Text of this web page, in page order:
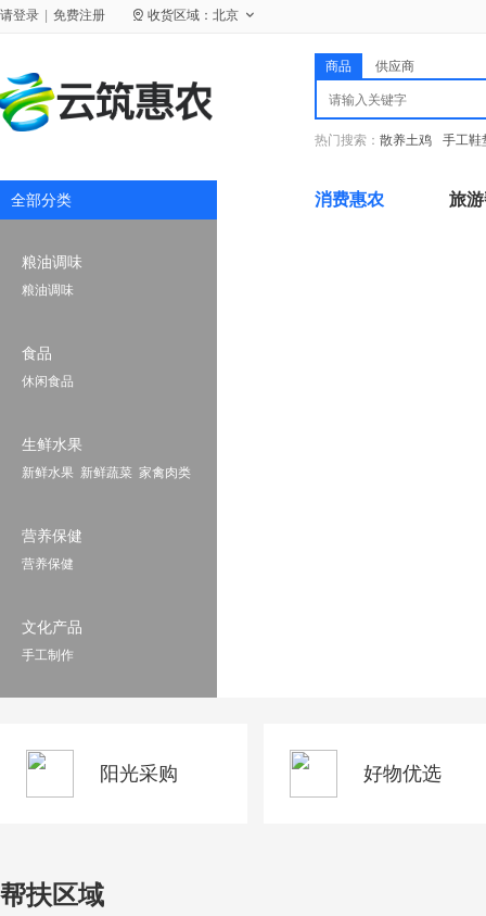
请登录 免费注册 收货区域： 北京
商品 供应商
热门搜索： 散养土鸡 手工鞋
全部分类
粮油调味
粮油调味
食品
休闲食品
生鲜水果
新鲜水果 新鲜蔬菜 家禽肉类
营养保健
营养保健
文化产品
手工制作
消费惠农 旅
阳光采购 好物优选
帮扶区域